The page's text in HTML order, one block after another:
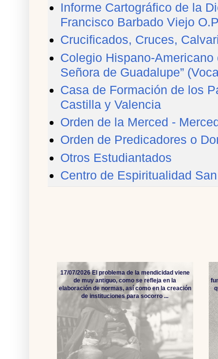
Informe Cartográfico de la
Francisco Barbado Viejo
Crucificados, Cruces,
Colegio Hispano-
Señora de Guadalupe”
Casa de Formación de los
Castilla y Valencia
Orden de la Merced -
Orden de Predicadores o
Otros Estudiantados
Centro de Espiritualidad
17/07/2026 El problema de la mendicidad viene
de muy antiguo, como se refleja en la
elaboración de normas, así como en la creación
de instituciones para socorro ...